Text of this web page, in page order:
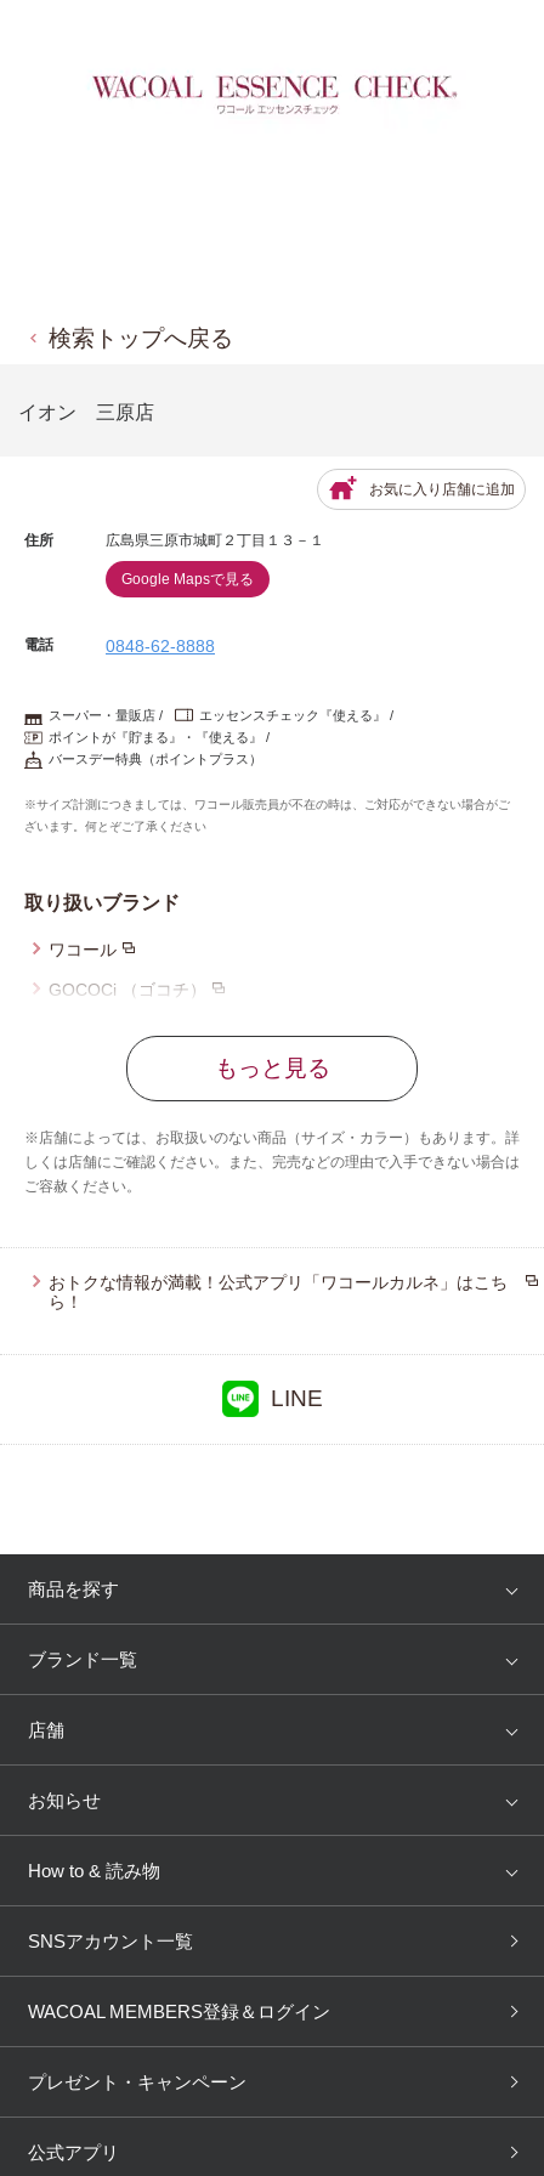
検索トップへ戻る
イオン 三原店
お気に入り店舗に追加
住所 広島県三原市城町２丁目１３－１
Google Mapsで見る
電話 0848-62-8888
スーパー・量販店
エッセンスチェック『使える』
ポイントが『貯まる』・『使える』
バースデー特典（ポイントプラス）
※サイズ計測につきましては、ワコール販売員が不在の時は、ご対応ができない場合がご
ざいます。何とぞご了承ください
取り扱いブランド
ワコール
GOCOCi （ゴコチ）
ウイング／ツヤカ
ウイング／フフ
もっと見る
※店舗によっては、お取扱いのない商品（サイズ・カラー）もあります。詳
しくは店舗にご確認ください。また、完売などの理由で入手できない場合は
ご容赦ください。
おトクな情報が満載！公式アプリ「ワコールカルネ」はこち
ら！
LINE
商品を探す
アイテム
トピックス
ブランド一覧
WACOAL
AMPHI une nana cool
OUR WACOAL
WACOAL Remamma Mens Innerwear
Licensed Brands
店舗
店舗を探す
ブラ無料診断
3Dボディスキャン
お知らせ
新着情報
商品回収
ニュース＆トピックス
How to & 読み物
下着の基礎知識
ブラパン ワコールスタイル
大人の工場見学inベトナム 人間科学研究開発センター見
SNSアカウント一覧
WACOAL MEMBERS登録＆ログイン
プレゼント・キャンペーン
公式アプリ